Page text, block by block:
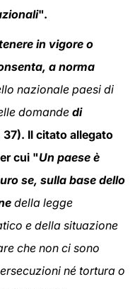
".
in vigore o
a norma
nazionale paesi di
domande di
37). Il citato allegato
cui "Un paese è
se, sulla base dello
della legge
e della situazione
che non ci sono
né tortura o